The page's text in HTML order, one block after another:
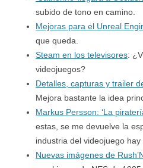
subido de tono en camino.
Mejoras para el Unreal
que queda.
Steam en los televisores:
videojuegos?
Detalles, capturas y trailer
Mejora bastante la idea
Markus Persson: ‘La
estas, se me devuelve la
industria del videojuego
Nuevas imágenes de